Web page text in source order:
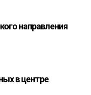
направления
в центре